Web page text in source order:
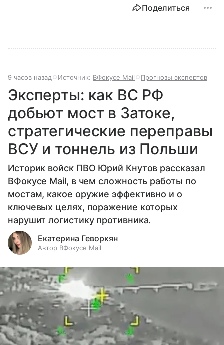
Поделиться
9 часов назад Источник: ВФокусе Mail Прогнозы экспертов
Эксперты: как ВС РФ
добьют мост в Затоке,
стратегические переправы
ВСУ и тоннель из Польши
Историк войск ПВО Юрий Кнутов рассказал
ВФокусе Mail, в чем сложность работы по
мостам, какое оружие эффективно и о
ключевых целях, поражение которых
нарушит логистику противника.
Екатерина Геворкян
Автор ВФокусе Mail